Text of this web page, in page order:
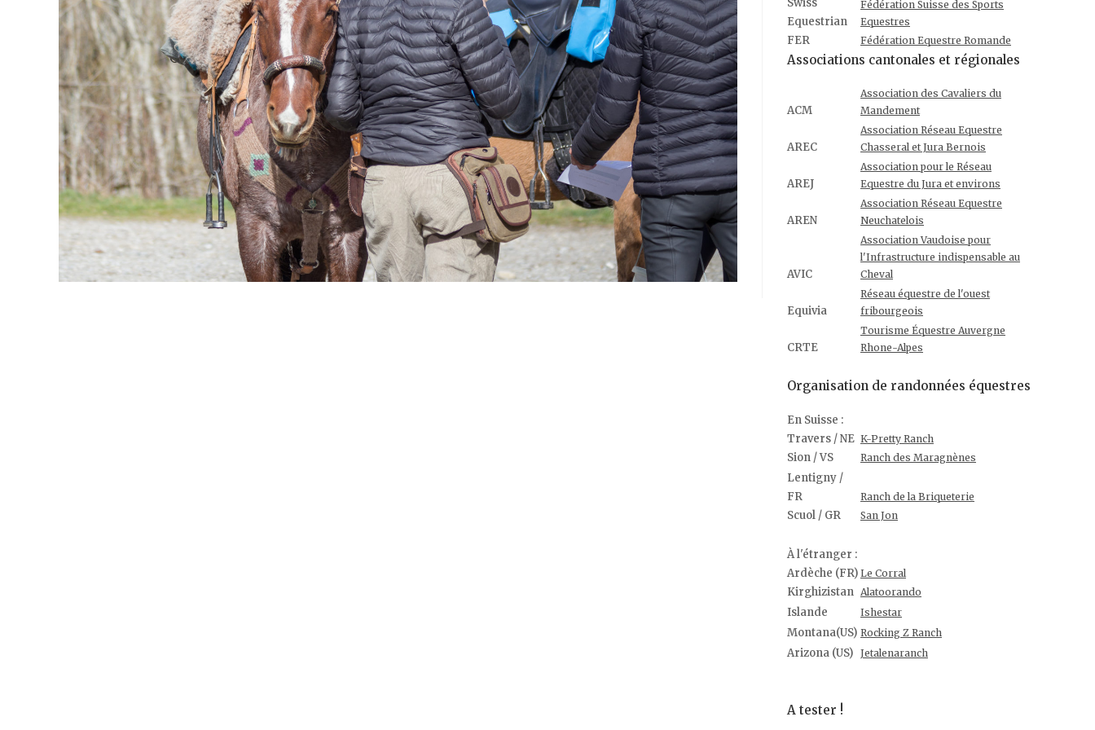
Swiss
Equestrian
Fédération Suisse des Sports
Equestres
FER Fédération Equestre Romande
Associations cantonales et régionales
ACM
Association des Cavaliers du
Mandement
AREC
Association Réseau Equestre
Chasseral et Jura Bernois
AREJ
Association pour le Réseau
Equestre du Jura et environs
AREN
Association Réseau Equestre
Neuchatelois
AVIC
Association Vaudoise pour
l'Infrastructure indispensable au
Cheval
Equivia
Réseau équestre de l'ouest
fribourgeois
CRTE
Tourisme Équestre Auvergne
Rhone-Alpes
Organisation de randonnées équestres
En Suisse :
Travers / NE K-Pretty Ranch
Sion / VS Ranch des Maragnènes
Lentigny /
FR
Ranch de la Briqueterie
Scuol / GR San Jon
À l'étranger :
Ardèche (FR) Le Corral
Kirghizistan Alatoorando
Islande Ishestar
Montana(US) Rocking Z Ranch
Arizona (US) Jetalenaranch
A tester !